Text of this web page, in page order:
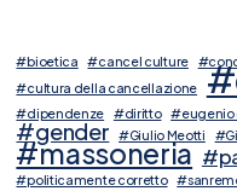
#bioetica #cancel culture
#cultura della cancellazione
#dipendenze #diritto #eugenio
#gender #Giulio Meotti
#massoneria
#politicamente corretto